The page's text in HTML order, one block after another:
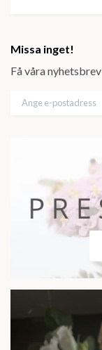
Missa inget!
Få våra nyhetsbrev